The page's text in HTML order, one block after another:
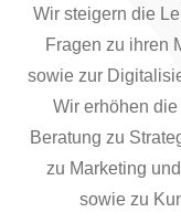
Wir steigern die
Fragen zu ihren
sowie zur
Wir erhöhen
Beratung zu
zu Marketing
sowie zu